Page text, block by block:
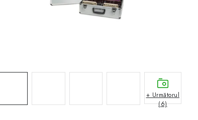
+ Următorul
(6)